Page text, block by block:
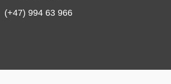
(+47) 994 63 966